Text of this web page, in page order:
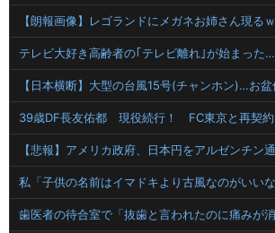
テレビ大好き高齢者の｢テレビ離れ｣が始まった…